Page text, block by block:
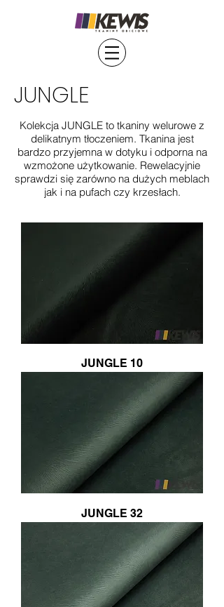
JUNGLE
Kolekcja JUNGLE to tkaniny welurowe z
delikatnym tłoczeniem. Tkanina jest
bardzo przyjemna w dotyku i odporna na
wzmożone użytkowanie. Rewelacyjnie
sprawdzi się zarówno na dużych meblach
jak i na pufach czy krzesłach.
JUNGLE 10
JUNGLE 32